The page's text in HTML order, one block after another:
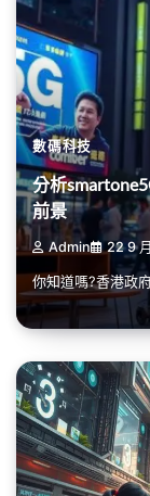
數碼科技
分析
前景
Admin 22 9
你知道嗎?香港政